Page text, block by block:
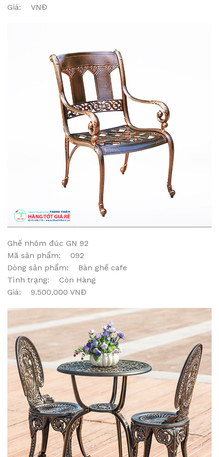
Giá: VNĐ
Ghế nhôm đúc GN 92
Mã sản phẩm: 092
Dòng sản phẩm: Bàn ghế cafe
Tình trạng: Còn Hàng
Giá: 9.500.000 VNĐ